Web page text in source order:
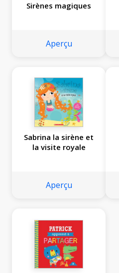
Sirènes magiques
Aperçu
Sabrina la sirène et
la visite royale
Aperçu